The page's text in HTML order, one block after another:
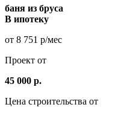
баня из бруса
В ипотеку
от 8 751 р/мес
Проект от
45 000 р.
Цена строительства от